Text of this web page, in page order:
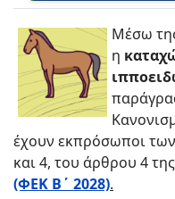
Μέσω
η
έχουν εκπρόσωποι
και 4, του άρθρου 4 της
(ΦΕΚ Β΄ 2028).